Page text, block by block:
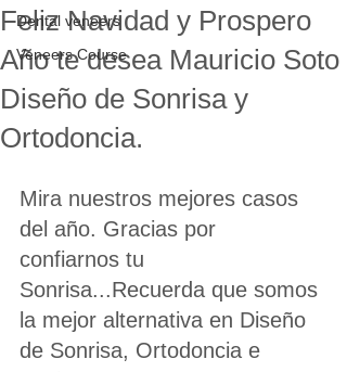
Dental veneers
Veneers Course
Feliz Navidad y Prospero
Año te desea Mauricio Soto
Diseño de Sonrisa y
Ortodoncia.
Mira nuestros mejores casos
del año. Gracias por
confiarnos tu
Sonrisa...Recuerda que somos
la mejor alternativa en Diseño
de Sonrisa, Ortodoncia e